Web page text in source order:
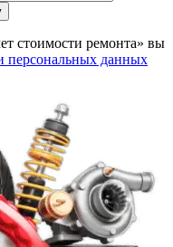
стоимости ремонта» вы
персональных данных